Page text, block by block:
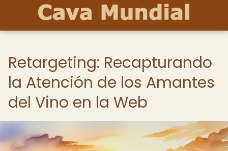
Retargeting: Recapturando
la Atención de los Amantes
del Vino en la Web